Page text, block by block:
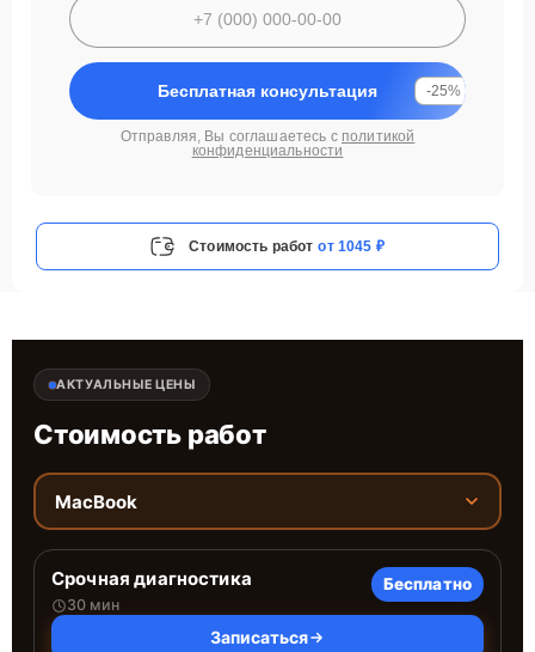
Бесплатная консультация -25%
Отправляя, Вы соглашаетесь с политикой
конфиденциальности
Стоимость работ от 1045 ₽
АКТУАЛЬНЫЕ ЦЕНЫ
Стоимость работ
MacBook
Срочная диагностика
30 мин
Бесплатно
Записаться